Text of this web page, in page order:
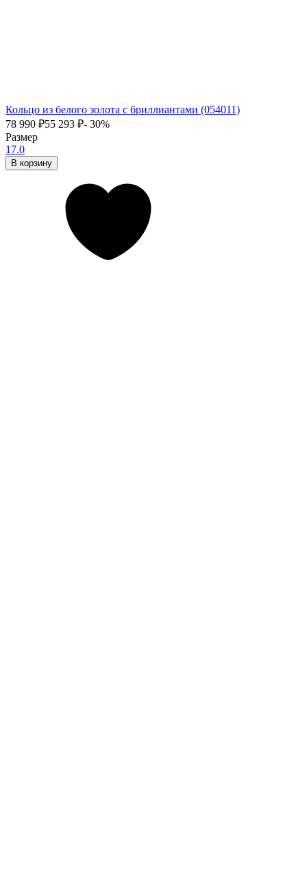
Кольцо из белого золота с бриллиантами (054011)
78 990 ₽55 293 ₽- 30%
Размер
17.0
В корзину